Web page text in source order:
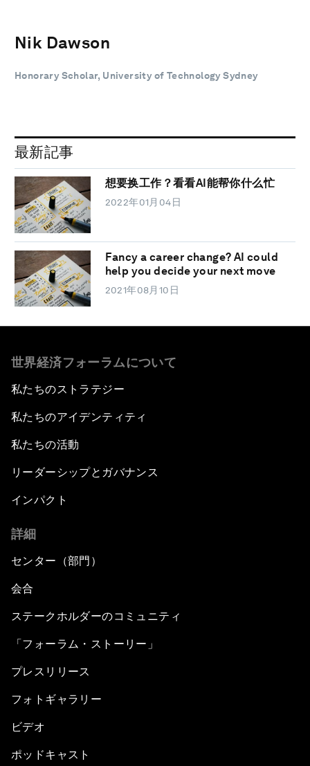
Nik Dawson
Honorary Scholar, University of Technology Sydney
最新記事
想要换工作？看看AI能帮你什么忙
2022年01月04日
Fancy a career change? AI could
help you decide your next move
2021年08月10日
世界経済フォーラムについて
私たちのストラテジー
私たちのアイデンティティ
私たちの活動
リーダーシップとガバナンス
インパクト
詳細
センター（部門）
会合
ステークホルダーのコミュニティ
「フォーラム・ストーリー」
プレスリリース
フォトギャラリー
ビデオ
ポッドキャスト